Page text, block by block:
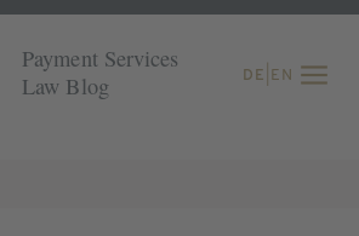
Payment Services
Law Blog
DE EN